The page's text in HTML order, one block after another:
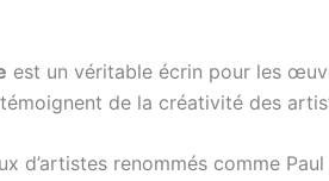
est un véritable écrin pour les
de la créativité des
d’artistes renommés comme